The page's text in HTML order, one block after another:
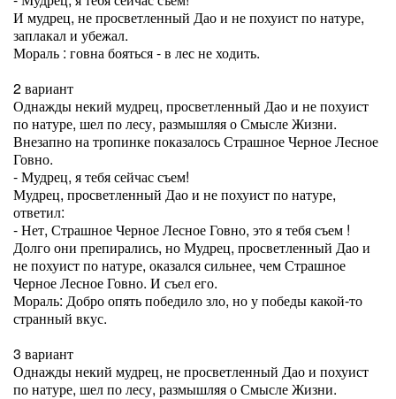
И мудрец, не просветленный Дао и не похуист по натуре,
заплакал и убежал.
Мораль : говна бояться - в лес не ходить.
2 вариант
Однажды некий мудрец, просветленный Дао и не похуист
по натуре, шел по лесу, размышляя о Смысле Жизни.
Внезапно на тропинке показалось Страшное Черное Лесное
Говно.
- Мудрец, я тебя сейчас съем!
Мудрец, просветленный Дао и не похуист по натуре,
ответил:
- Нет, Страшное Черное Лесное Говно, это я тебя съем !
Долго они препирались, но Мудрец, просветленный Дао и
не похуист по натуре, оказался сильнее, чем Страшное
Черное Лесное Говно. И съел его.
Мораль: Добро опять победило зло, но у победы какой-то
странный вкус.
3 вариант
Однажды некий мудрец, не просветленный Дао и похуист
по натуре, шел по лесу, размышляя о Смысле Жизни.